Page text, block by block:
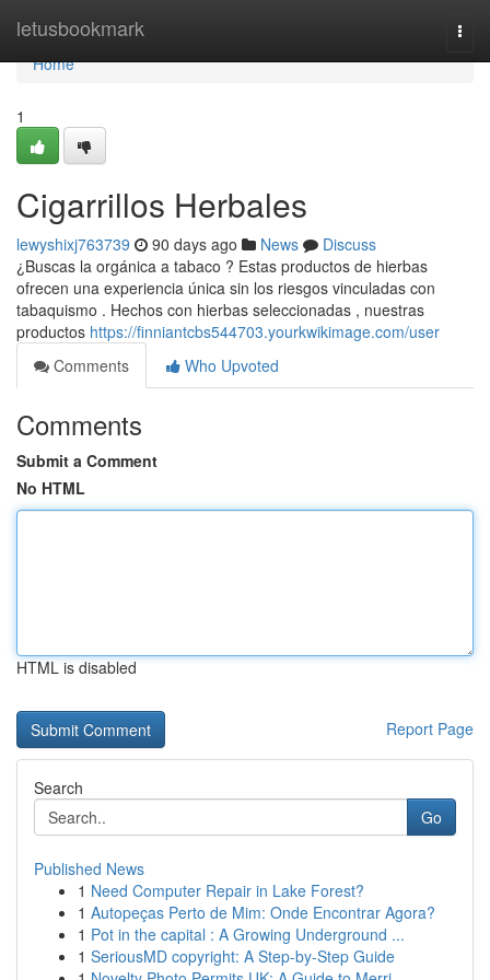
letusbookmark
Home
Home
1
Cigarrillos Herbales
lewyshixj763739 90 days ago News
Discuss
¿Buscas la orgánica a tabaco ? Estas productos de hierbas
ofrecen una experiencia única sin los riesgos vinculadas con
tabaquismo . Hechos con hierbas seleccionadas , nuestras
productos https://finniantcbs544703.yourkwikimage.com/user
Comments
Who Upvoted
Comments
Submit a Comment
No HTML
HTML is disabled
Report Page
Search
Go
Published News
1 Need Computer Repair in Lake Forest?
1 Autopeças Perto de Mim: Onde Encontrar Agora?
1 Pot in the capital : A Growing Underground ...
1 SeriousMD copyright: A Step-by-Step Guide